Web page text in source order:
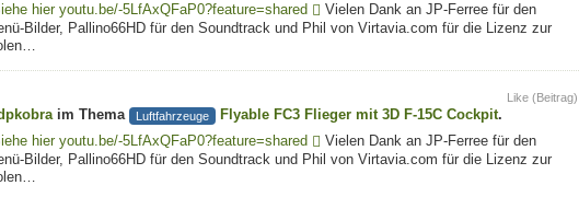
hier youtu.be/-5LfAxQFaP0?feature=shared
Vielen Dank an JP-Ferree für den
Bilder, Pallino66HD für den Soundtrack und Phil von Virtavia.com für die Lizenz zur
im Thema Luftfahrzeuge Flyable FC3 Flieger mit 3D F-15C Cockpit.
Like (Beitrag)
hier youtu.be/-5LfAxQFaP0?feature=shared
Vielen Dank an JP-Ferree für den
Bilder, Pallino66HD für den Soundtrack und Phil von Virtavia.com für die Lizenz zur